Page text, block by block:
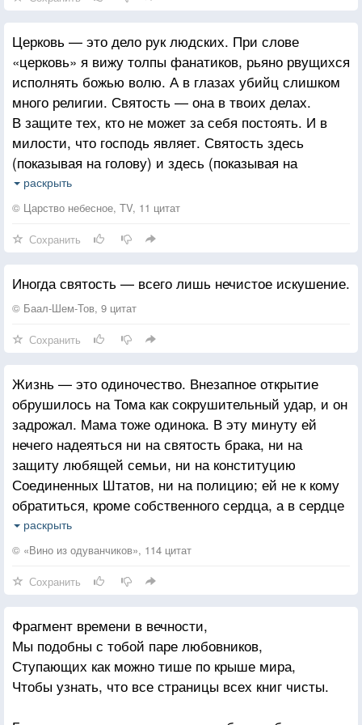
Церковь — это дело рук людских. При слове
«церковь» я вижу толпы фанатиков, рьяно рвущихся
исполнять божью волю. А в глазах убийц слишком
много религии. Святость — она в твоих делах.
В защите тех, кто не может за себя постоять. И в
милости, что господь являет. Святость здесь
(показывая на голову) и здесь (показывая на
сердце) и от твоих решений зависит — благочестив
ты или нет.
раскрыть
© Царство небесное, TV, 11 цитат
Сохранить
Иногда святость — всего лишь нечистое искушение.
© Баал-Шем-Тов, 9 цитат
Сохранить
Жизнь — это одиночество. Внезапное открытие
обрушилось на Тома как сокрушительный удар, и он
задрожал. Мама тоже одинока. В эту минуту ей
нечего надеяться ни на святость брака, ни на
защиту любящей семьи, ни на конституцию
Соединенных Штатов, ни на полицию; ей не к кому
обратиться, кроме собственного сердца, а в сердце
своем она найдет лишь неодолимое отвращение
и страх. В эту минуту перед каждым стоит своя,
решить. Ты совсем один, пойми это раз и навсегда.
раскрыть
© «Вино из одуванчиков», 114 цитат
Сохранить
Фрагмент времени в вечности,
Мы подобны с тобой паре любовников,
Ступающих как можно тише по крыше мира,
Чтобы узнать, что все страницы всех книг чисты.